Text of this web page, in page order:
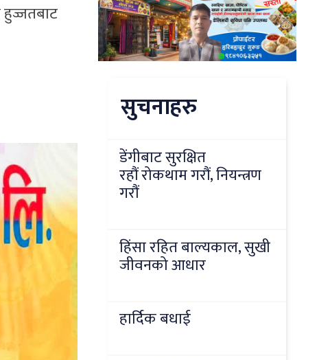
सुचनाहरु
डेंगीबाट सुरक्षित
रहौं रोकथाम गरौं, नियन्त्रण
गरौं
हिंसा रहित बाल्यकाल, सुखी
जीवनको आधार
हार्दिक बधाई